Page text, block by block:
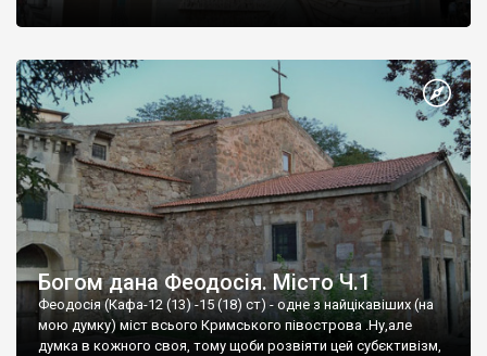
Богом дана Феодосія. Місто Ч.1
Феодосія (Кафа-12 (13) -15 (18) ст) - одне з найцікавіших (на
мою думку) міст всього Кримського півострова .Ну,але
думка в кожного своя, тому щоби розвіяти цей субєктивізм,